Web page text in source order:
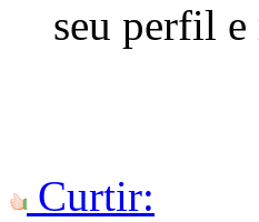
seu perfil
Curtir: